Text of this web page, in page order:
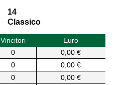
14
Classico
Vincitori
Euro
0
0,00 €
0
0,00 €
0
0,00 €